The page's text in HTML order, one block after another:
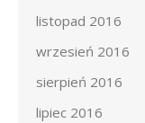
listopad 2016
wrzesień 2016
sierpień 2016
lipiec 2016